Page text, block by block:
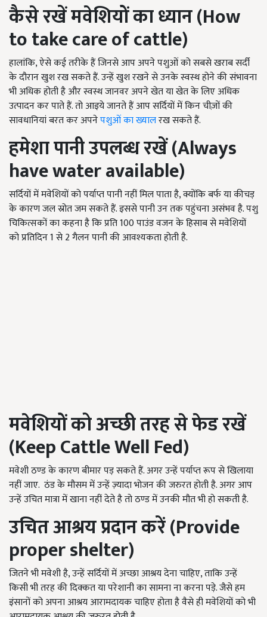
कैसे रखें मवेशियों का ध्यान (How
to take care of cattle)
हालांकि, ऐसे कई तरीके हैं जिनसे आप अपने पशुओं को सबसे खराब सर्दी
के दौरान खुश रख सकते हैं. उन्हें खुश रखने से उनके स्वस्थ होने की संभावना
भी अधिक होती है और स्वस्थ जानवर अपने खेत या खेत के लिए अधिक
उत्पादन कर पाते हैं. तो आइये जानते हैं आप सर्दियों में किन चीज़ों की
सावधानियां बरत कर अपनेपशुओं का ख्यालरख सकते हैं.
हमेशा पानी उपलब्ध रखें (Always
have water available)
सर्दियों में मवेशियों को पर्याप्त पानी नहीं मिल पाता है, क्योंकि बर्फ या कीचड़
के कारण जल स्रोत जम सकते हैं. इससे पानी उन तक पहुंचना असंभव है. पशु
चिकित्सकों का कहना है कि प्रति 100 पाउंड वजन के हिसाब से मवेशियों
को प्रतिदिन 1 से 2 गैलन पानी की आवश्यकता होती है.
मवेशियों को अच्छी तरह से फेड रखें
(Keep Cattle Well Fed)
मवेशी ठण्ड के कारण बीमार पड़ सकते हैं. अगर उन्हें पर्याप्त रूप से खिलाया
नहीं जाए. ठंड के मौसम में उन्हें ज़्यादा भोजन की जरुरत होती है. अगर आप
उन्हें उचित मात्रा में खाना नहीं देते है तो ठण्ड में उनकी मौत भी हो सकती है.
उचित आश्रय प्रदान करें (Provide
proper shelter)
जितने भी मवेशी है, उन्हें सर्दियों में अच्छा आश्रय देना चाहिए, ताकि उन्हें
किसी भी तरह की दिक्कत या परेशानी का सामना ना करना पड़े. जैसे हम
इंसानों को अपना आश्रय आरामदायक चाहिए होता है वैसे ही मवेशियों को भी